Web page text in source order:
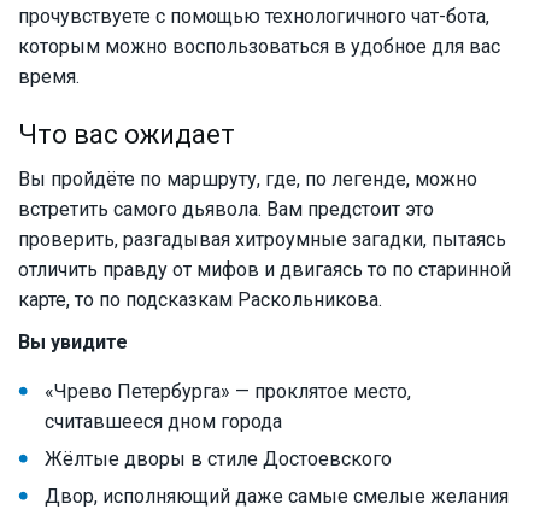
прочувствуете с помощью технологичного чат-бота,
которым можно воспользоваться в удобное для вас
время.
Что вас ожидает
Вы пройдёте по маршруту, где, по легенде, можно
встретить самого дьявола. Вам предстоит это
проверить, разгадывая хитроумные загадки, пытаясь
отличить правду от мифов и двигаясь то по старинной
карте, то по подсказкам Раскольникова.
Вы увидите
«Чрево Петербурга» — проклятое место,
считавшееся дном города
Жёлтые дворы в стиле Достоевского
Двор, исполняющий даже самые смелые желания